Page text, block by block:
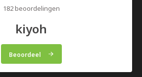
182 beoordelingen
kiyoh
Beoordeel